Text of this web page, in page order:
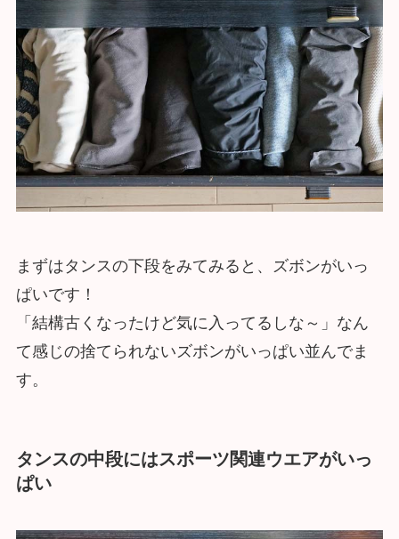
まずはタンスの下段をみてみると、ズボンがいっ
ぱいです！
「結構古くなったけど気に入ってるしな～」なん
て感じの捨てられないズボンがいっぱい並んでま
す。
タンスの中段にはスポーツ関連ウエアがいっ
ぱい